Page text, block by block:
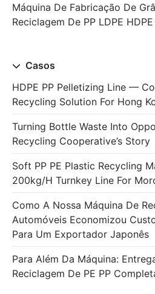
Máquina De Fabricação De
Reciclagem De PP LDPE HDPE
Casos
HDPE PP Pelletizing Line —
Recycling Solution For Hong
Turning Bottle Waste Into
Recycling Cooperative’s Story
Soft PP PE Plastic Recycling
200kg/h Turnkey Line For
Como A Nossa Máquina De
Automóveis Economizou
Para Um Exportador Japonês
Para Além Da Máquina:
Reciclagem De PE PP